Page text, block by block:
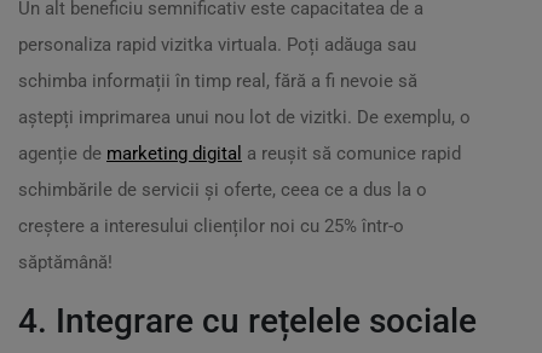
Un alt beneficiu semnificativ este capacitatea de a
personaliza rapid vizitka virtuala. Poți adăuga sau
schimba informații în timp real, fără a fi nevoie să
aștepți imprimarea unui nou lot de vizitki. De exemplu, o
agenție de marketing digital a reușit să comunice rapid
schimbările de servicii și oferte, ceea ce a dus la o
creștere a interesului clienților noi cu 25% într-o
săptămână!
4. Integrare cu rețelele sociale